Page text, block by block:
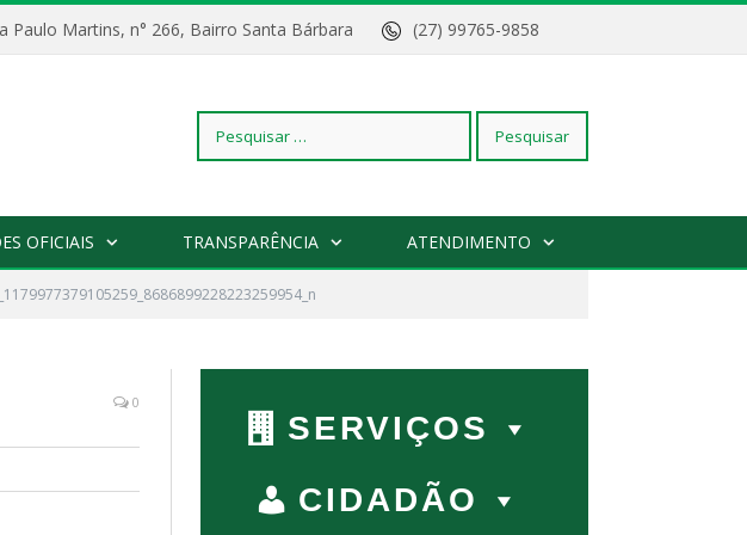
Paulo Martins, n° 266, Bairro Santa Bárbara (27) 99765-9858
Pesquisar
por:
OFICIAIS TRANSPARÊNCIA ATENDIMENTO
0
SERVIÇOS
CIDADÃO